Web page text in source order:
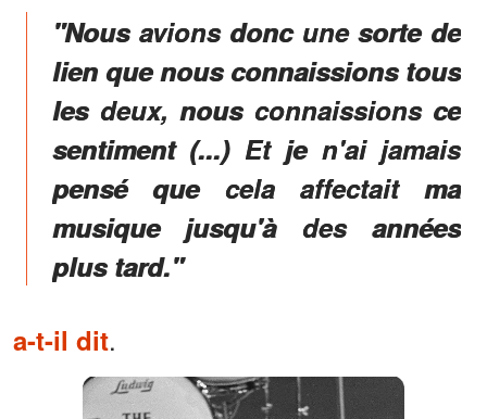
"Nous avions donc une sorte de
lien que nous connaissions tous
les deux, nous connaissions ce
sentiment (...) Et je n'ai jamais
pensé que cela affectait ma
musique jusqu'à des années
plus tard."
a-t-il dit.